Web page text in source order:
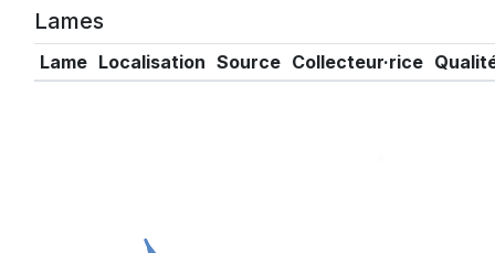
Lames
Lame Localisation Source Collecteur·rice